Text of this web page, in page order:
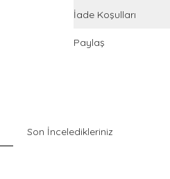
İade Koşulları
Paylaş
Son İnceledikleriniz